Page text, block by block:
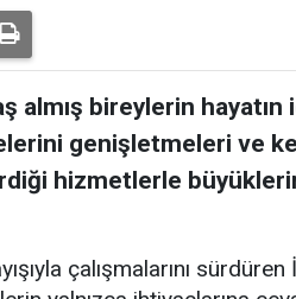
almış bireylerin
genişletmeleri ve
hizmetlerle
çalışmalarını